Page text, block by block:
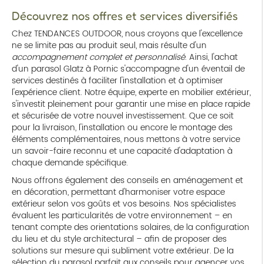
Découvrez nos offres et services diversifiés
Chez TENDANCES OUTDOOR, nous croyons que l'excellence
ne se limite pas au produit seul, mais résulte d'un
accompagnement complet et personnalisé. Ainsi, l'achat
d'un parasol Glatz à Pornic s'accompagne d'un éventail de
services destinés à faciliter l'installation et à optimiser
l'expérience client. Notre équipe, experte en mobilier extérieur,
s'investit pleinement pour garantir une mise en place rapide
et sécurisée de votre nouvel investissement. Que ce soit
pour la livraison, l'installation ou encore le montage des
éléments complémentaires, nous mettons à votre service
un savoir-faire reconnu et une capacité d'adaptation à
chaque demande spécifique.
Nous offrons également des conseils en aménagement et
en décoration, permettant d'harmoniser votre espace
extérieur selon vos goûts et vos besoins. Nos spécialistes
évaluent les particularités de votre environnement – en
tenant compte des orientations solaires, de la configuration
du lieu et du style architectural – afin de proposer des
solutions sur mesure qui subliment votre extérieur. De la